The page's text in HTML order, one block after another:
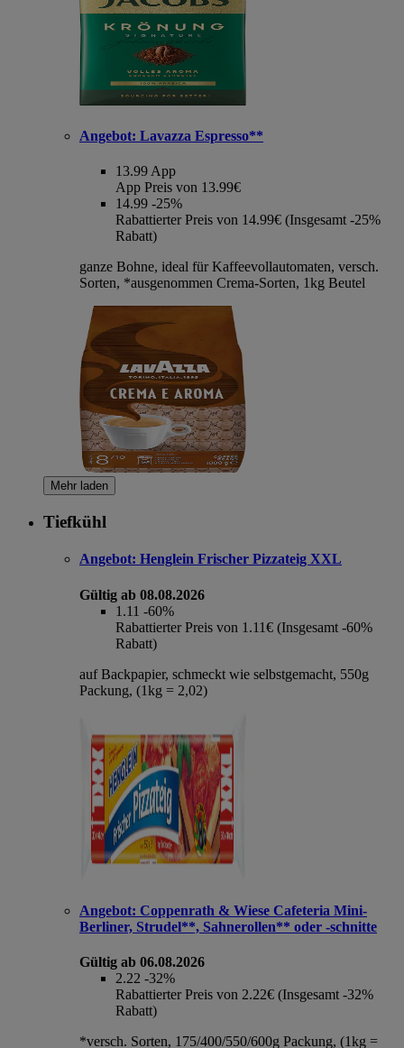
Angebot: Lavazza Espresso**
13.99 App
App Preis von 13.99€
14.99 -25%
Rabattierter Preis von 14.99€ (Insgesamt -25%
Rabatt)
ganze Bohne, ideal für Kaffeevollautomaten, versch.
Sorten, *ausgenommen Crema-Sorten, 1kg Beutel
Mehr laden
Tiefkühl
Angebot: Henglein Frischer Pizzateig XXL
Gültig ab 08.08.2026
1.11 -60%
Rabattierter Preis von 1.11€ (Insgesamt -60%
Rabatt)
auf Backpapier, schmeckt wie selbstgemacht, 550g
Packung, (1kg = 2,02)
Angebot: Coppenrath & Wiese Cafeteria Mini-
Berliner, Strudel**, Sahnerollen** oder -schnitte
Gültig ab 06.08.2026
2.22 -32%
Rabattierter Preis von 2.22€ (Insgesamt -32%
Rabatt)
*versch. Sorten, 175/400/550/600g Packung, (1kg =